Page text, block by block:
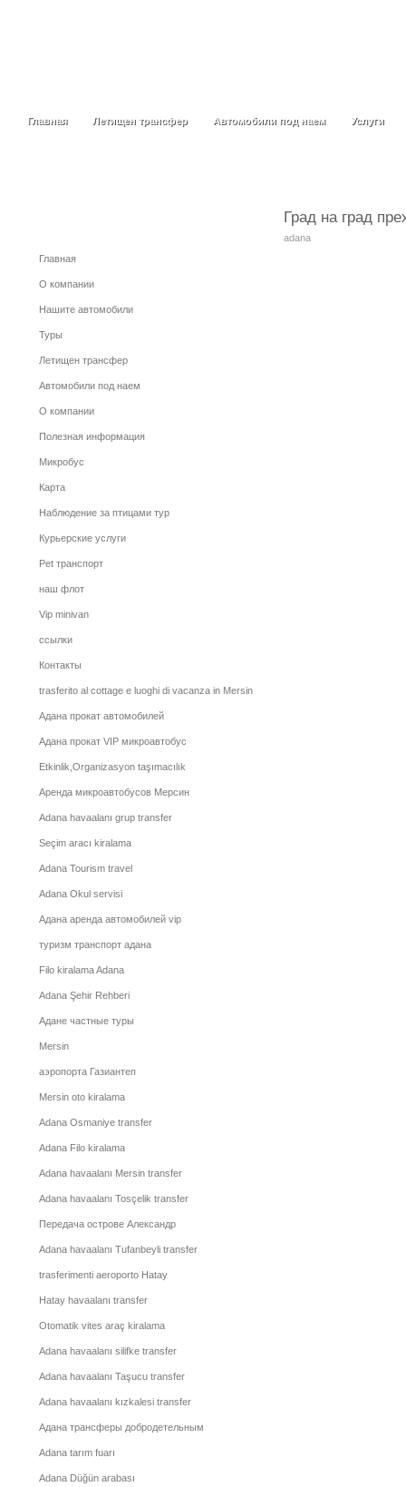
Главная
Главная Летищен трансфер
Летищен трансфер Автомобили под наем
Автомобили под наем Услуги
Услуги
Главная
О компании
Нашите автомобили
Туры
Летищен трансфер
Автомобили под наем
О компании
Полезная информация
Микробус
Карта
Наблюдение за птицами тур
Курьерские услуги
Pet транспорт
наш флот
Vip minivan
ссылки
Контакты
trasferito al cottage e luoghi di vacanza in Mersin
Адана прокат автомобилей
Адана прокат VIP микроавтобус
Etkinlik,Organizasyon taşımacılık
Аренда микроавтобусов Мерсин
Adana havaalanı grup transfer
Seçim aracı kiralama
Adana Tourism travel
Adana Okul servisi
Адана аренда автомобилей vip
туризм транспорт адана
Filo kiralama Adana
Adana Şehir Rehberi
Адане частные туры
Mersin
аэропорта Газиантеп
Mersin oto kiralama
Adana Osmaniye transfer
Adana Filo kiralama
Adana havaalanı Mersin transfer
Adana havaalanı Tosçelik transfer
Передача острове Александр
Adana havaalanı Tufanbeyli transfer
trasferimenti aeroporto Hatay
Hatay havaalanı transfer
Otomatik vites araç kiralama
Adana havaalanı silifke transfer
Adana havaalanı Taşucu transfer
Adana havaalanı kızkalesi transfer
Адана трансферы добродетельным
Adana tarım fuarı
Adana Düğün arabası
Град на град
adana